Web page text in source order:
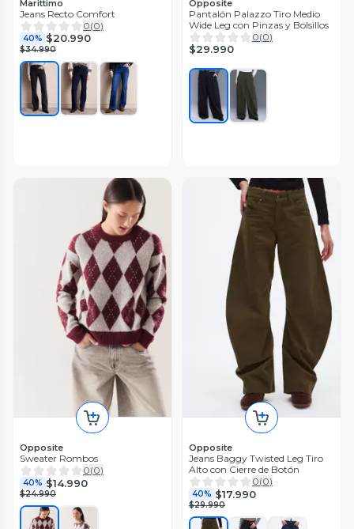
Marittimo
Jeans Recto Comfort
0(0)
40% $20.990
$34.990
Opposite
Pantalón Palazzo Tiro Medio
Wide Leg con Pinzas y Bolsillos
0(0)
$29.990
Opposite
Sweater Rombos
0(0)
40% $14.990
$24.990
Opposite
Jeans Baggy Twisted Leg Tiro
Alto con Cierre de Botón
0(0)
40% $17.990
$29.990